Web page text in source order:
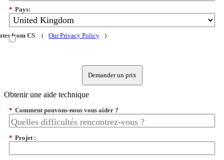
* Pays:
from CS ( Our Privacy Policy )
Demander un prix
Obtenir une aide technique
* Comment pouvons-nous vous aider ?
* Projet :